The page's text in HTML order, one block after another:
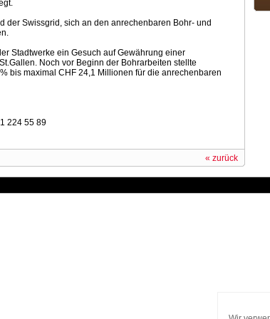
der Swissgrid, sich an den anrechenbaren Bohr- und
Stadtwerke ein Gesuch auf Gewährung einer
Noch vor Beginn der Bohrarbeiten stellte
bis maximal CHF 24,1 Millionen für die anrechenbaren
224 55 89
« zurück